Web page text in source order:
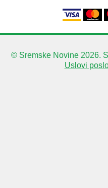
© Sremske Novine 2026.
Uslovi